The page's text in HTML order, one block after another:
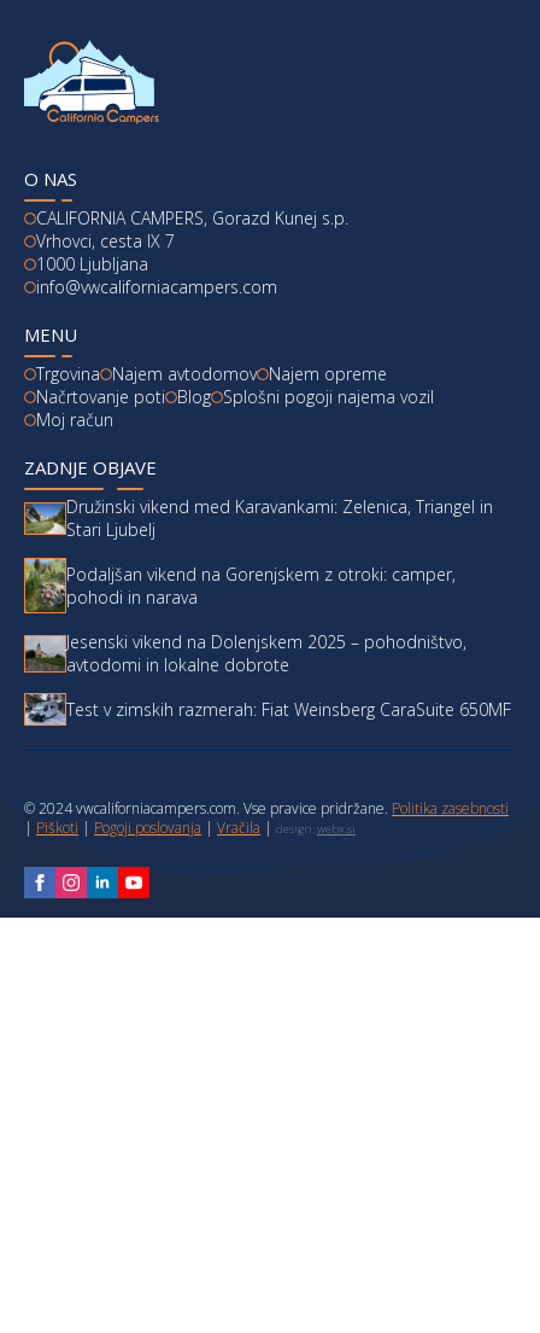
O NAS
CALIFORNIA CAMPERS, Gorazd Kunej s.p.
Vrhovci, cesta IX 7
1000 Ljubljana
info@vwcaliforniacampers.com
MENU
Trgovina Najem avtodomov Najem opreme
Načrtovanje poti
Blog Splošni pogoji najema vozil
Moj račun
ZADNJE OBJAVE
Družinski vikend med Karavankami: Zelenica, Triangel in
Stari Ljubelj
Podaljšan vikend na Gorenjskem z otroki: camper,
pohodi in narava
Jesenski vikend na Dolenjskem 2025 – pohodništvo,
avtodomi in lokalne dobrote
Test v zimskih razmerah: Fiat Weinsberg CaraSuite 650MF
© 2024 vwcaliforniacampers.com. Vse pravice pridržane. Politika zasebnosti
| Piškoti | Pogoji poslovanja | Vračila | design:webx.si